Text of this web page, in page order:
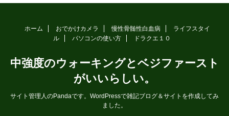
ホーム おでかけカメラ 慢性骨髄性白血病
ライフスタイ
ル
パソコンの使い方 ドラクエ１０
中強度のウォーキングとベジファースト
がいいらしい。
サイト管理人のPandaです。WordPressで雑記ブログ＆サイトを作成してみ
ました。